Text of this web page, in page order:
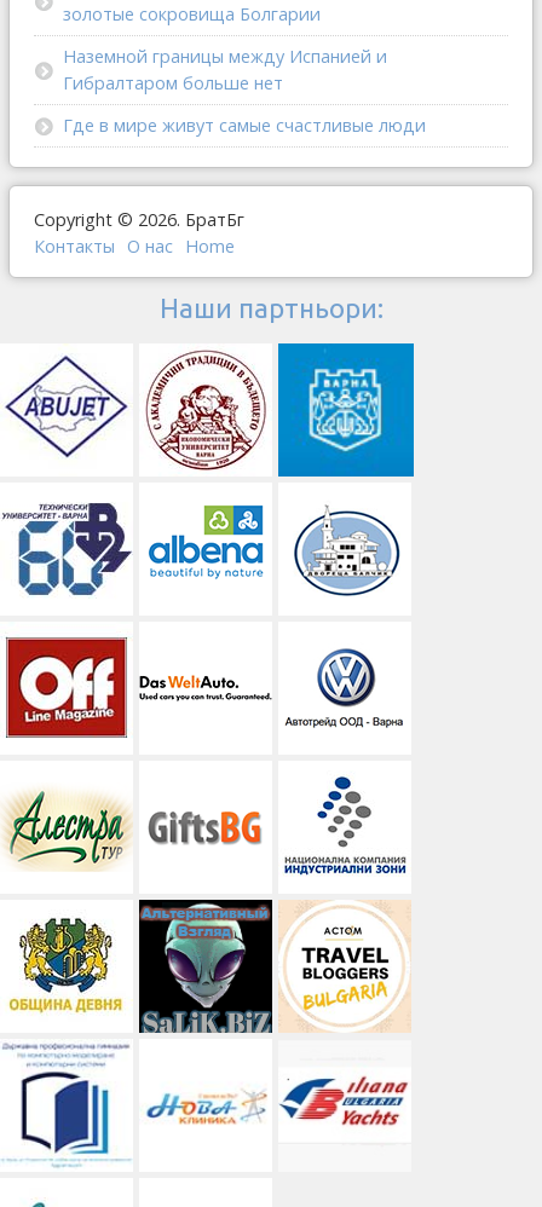
золотые сокровища Болгарии
Наземной границы между Испанией и
Гибралтаром больше нет
Где в мире живут самые счастливые люди
Copyright © 2026. БратБг
Контакты
О наc Home
Наши партньори: